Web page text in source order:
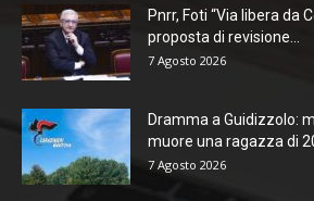
Pnrr, Foti “Via libera da
proposta di revisione...
7 Agosto 2026
Dramma a Guidizzolo:
muore una ragazza di
7 Agosto 2026